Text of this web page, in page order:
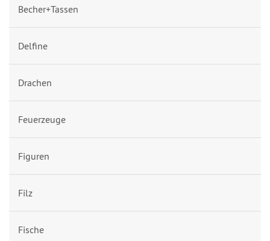
Becher+Tassen
Delfine
Drachen
Feuerzeuge
Figuren
Filz
Fische